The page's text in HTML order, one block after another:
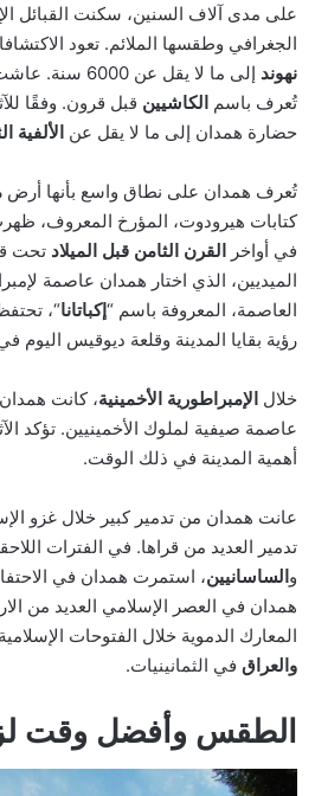
على مدى آلاف السنين، سكنت القبائل
الجغرافي وطقسها الملائم. تعود
نهوند
إلى ما لا يقل
تُعرف باسم الكاشيين قبل قرون. وفقًا
حضارة همدان إلى ما لا يقل عن الألفية
تُعرف همدان على نطاق واسع بأنها أرض
كتابات هيرودوت، المؤرخ المعروف،
في أواخر القرن الثامن قبل الميلاد تحت
الميديين، الذي اختار همدان عاصمة
العاصمة، المعروفة باسم “إكباتانا“،
رؤية بقايا المدينة وقلعة ديوقيس اليوم
خلال الإمبراطورية الأخمينية، كانت
عاصمة صيفية لملوك الأخمينيين. تؤكد
أهمية المدينة في ذلك الوقت.
عانت همدان من تدمير كبير خلال غزو
تدمير العديد من قراها. في الفترات
والساسانيين، استمرت همدان في
همدان في العصر الإسلامي العديد من
المعارك الدموية خلال الفتوحات
والعراق في الثمانينيات.
الطقس وأفضل وقت